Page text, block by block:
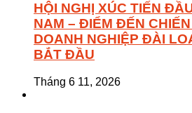
HỘI NGHỊ XÚC TIẾN
NAM – ĐIỂM ĐẾN
DOANH NGHIỆP ĐÀI
BẮT ĐẦU
Tháng 6 11, 2026